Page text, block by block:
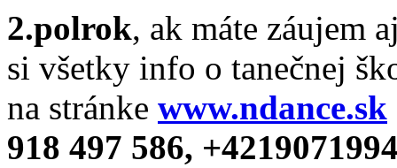
2.polrok, ak máte záujem
si všetky info o tanečnej
na stránke www.ndance.sk
918 497 586,